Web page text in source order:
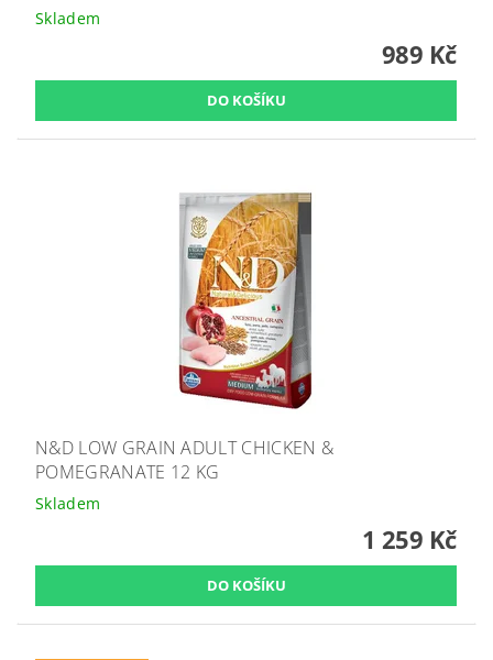
Skladem
989 Kč
N&D LOW GRAIN ADULT CHICKEN &
POMEGRANATE 12 KG
Skladem
1 259 Kč